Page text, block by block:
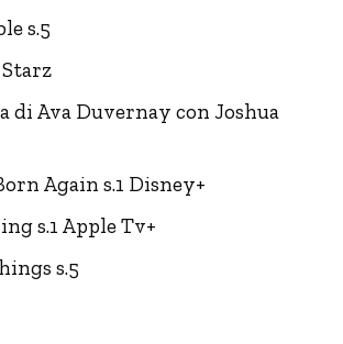
s.5
Starz
di Ava Duvernay con Joshua
Again s.1 Disney+
s.1 Apple Tv+
s.5